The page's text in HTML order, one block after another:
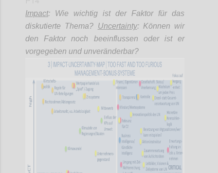
Impact: Wie wichtig ist der Faktor für das
diskutierte Thema? Uncertainty: Können wir
den Faktor noch beeinflussen oder ist er
vorgegeben und unveränderbar?